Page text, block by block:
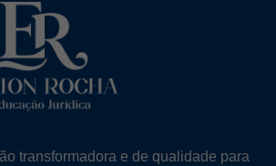
transformadora e de qualidade para